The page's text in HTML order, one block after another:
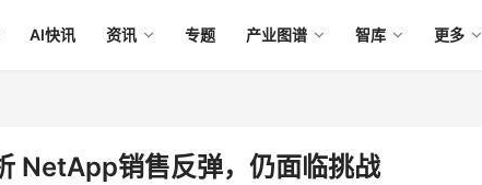
AI快讯 资讯 专题 产业图谱 智库 更多
NetApp销售反弹，仍面临挑战